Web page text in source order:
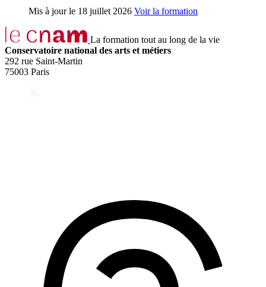
Mis à jour le 18 juillet 2026 Voir la formation
La formation tout au long de la vie
Conservatoire national des arts et métiers
292 rue Saint-Martin
75003 Paris